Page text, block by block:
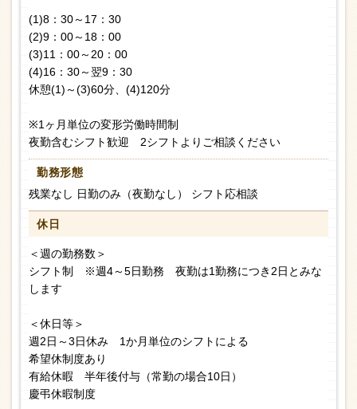
(1)8：30～17：30
(2)9：00～18：00
(3)11：00～20：00
(4)16：30～翌9：30
休憩(1)～(3)60分、(4)120分
※1ヶ月単位の変形労働時間制
夜勤含むシフト歓迎 2シフトよりご相談ください
勤務形態
残業なし 日勤のみ（夜勤なし） シフト応相談
休日
＜週の勤務数＞
シフト制 ※週4～5日勤務 夜勤は1勤務につき2日とみな
します
＜休日等＞
週2日～3日休み 1か月単位のシフトによる
希望休制度あり
有給休暇 半年後付与（常勤の場合10日）
慶弔休暇制度